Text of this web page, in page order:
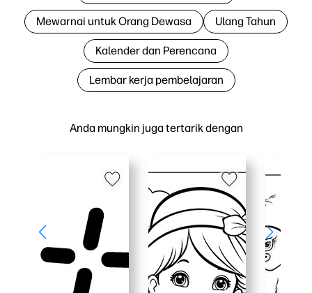
Anda mungkin juga tertarik dengan
Mewarnai untuk Orang Dewasa Ulang Tahun
Kalender dan Perencana
Lembar kerja pembelajaran